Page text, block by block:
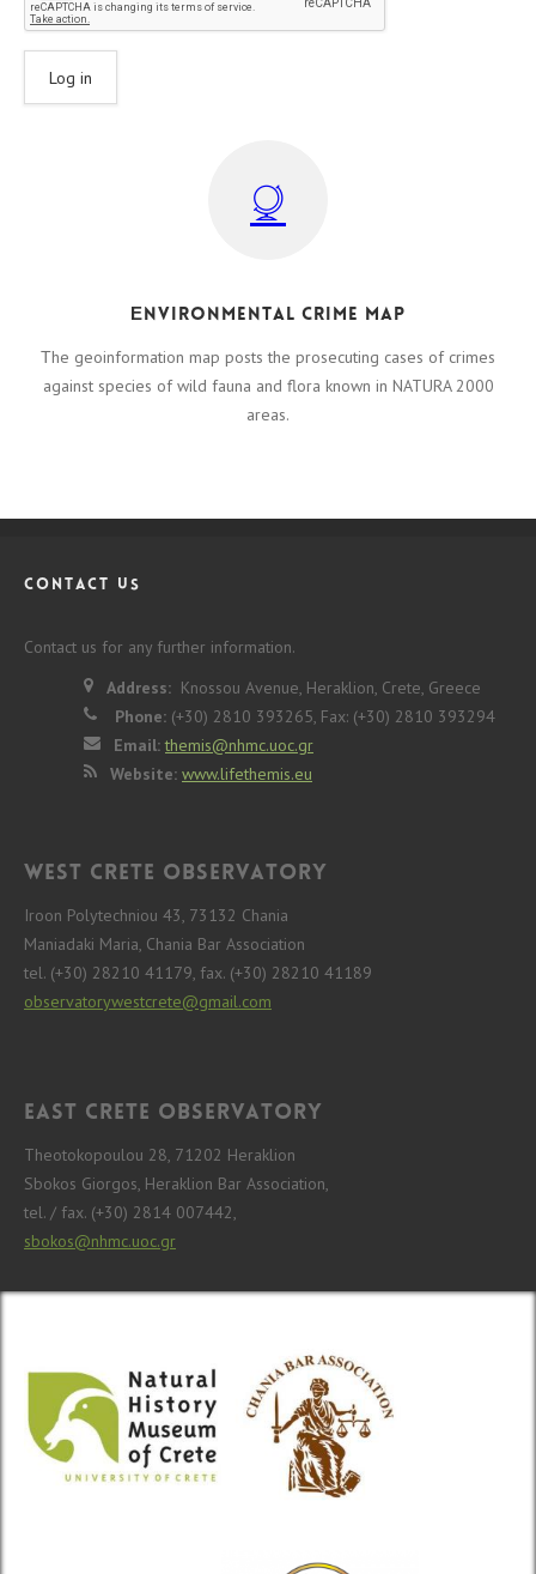
Εnvironmental crime map
Τhe geoinformation map posts the prosecuting cases of crimes
against species of wild fauna and flora known in NATURA 2000
areas.
CONTACT US
Contact us for any further information.
Address: Knossou Avenue, Heraklion, Crete, Greece
Phone: (+30) 2810 393265, Fax: (+30) 2810 393294
Email: themis@nhmc.uoc.gr
Website: www.lifethemis.eu
West Crete Observatory
Iroon Polytechniou 43, 73132 Chania
Maniadaki Maria, Chania Bar Association
tel. (+30) 28210 41179, fax. (+30) 28210 41189
observatorywestcrete@gmail.com
East Crete Observatory
Theotokopoulou 28, 71202 Heraklion
Sbokos Giorgos, Heraklion Bar Association,
tel. / fax. (+30) 2814 007442,
sbokos@nhmc.uoc.gr